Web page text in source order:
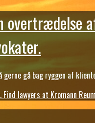
gå bag ryggen af
Find lawyers at